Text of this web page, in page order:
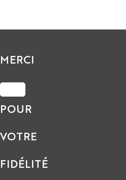
MERCI
POUR
VOTRE
FIDÉLITÉ